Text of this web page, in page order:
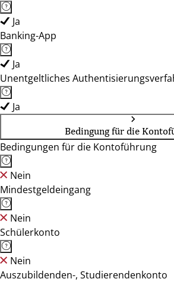
Ja
Banking-App
Ja
Unentgeltliches
Ja
Bedingung für die
Bedingungen für die Kontoführung
Nein
Mindestgeldeingang
Nein
Schülerkonto
Nein
Auszubildenden-, Studierendenkonto